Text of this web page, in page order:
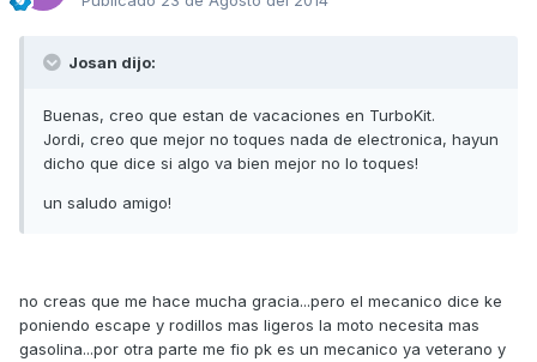
Josan dijo:
Buenas, creo que estan de vacaciones en TurboKit.
Jordi, creo que mejor no toques nada de electronica, hayun
dicho que dice si algo va bien mejor no lo toques!
un saludo amigo!
no creas que me hace mucha gracia...pero el mecanico dice ke
poniendo escape y rodillos mas ligeros la moto necesita mas
gasolina...por otra parte me fio pk es un mecanico ya veterano y